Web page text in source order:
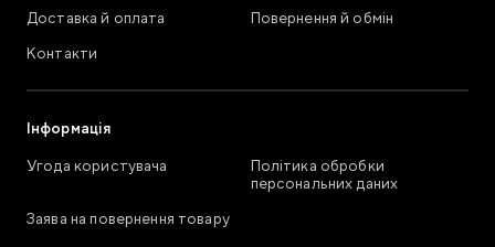
Доставка й оплата
Повернення й обмін
Контакти
Інформація
Угода користувача
Політика обробки
персональних даних
Заява на повернення товару